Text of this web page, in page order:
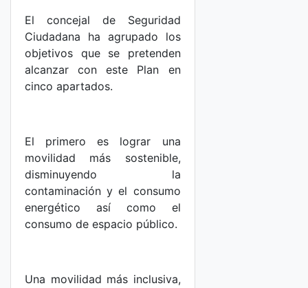
El concejal de Seguridad
Ciudadana ha agrupado los
objetivos que se pretenden
alcanzar con este Plan en
cinco apartados.
El primero es lograr una
movilidad más sostenible,
disminuyendo la
contaminación y el consumo
energético así como el
consumo de espacio público.
Una movilidad más inclusiva,